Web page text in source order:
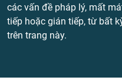
các vấn đề pháp lý, mất
tiếp hoặc gián tiếp, từ bất
trên trang này.